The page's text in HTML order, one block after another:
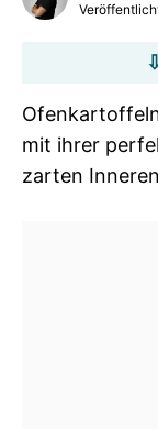
mit ihrer
zarten